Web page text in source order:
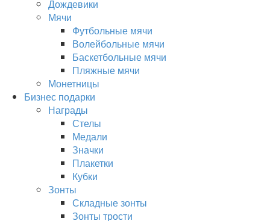
Дождевики
Мячи
Футбольные мячи
Волейбольные мячи
Баскетбольные мячи
Пляжные мячи
Монетницы
Бизнес подарки
Награды
Стелы
Медали
Значки
Плакетки
Кубки
Зонты
Складные зонты
Зонты трости